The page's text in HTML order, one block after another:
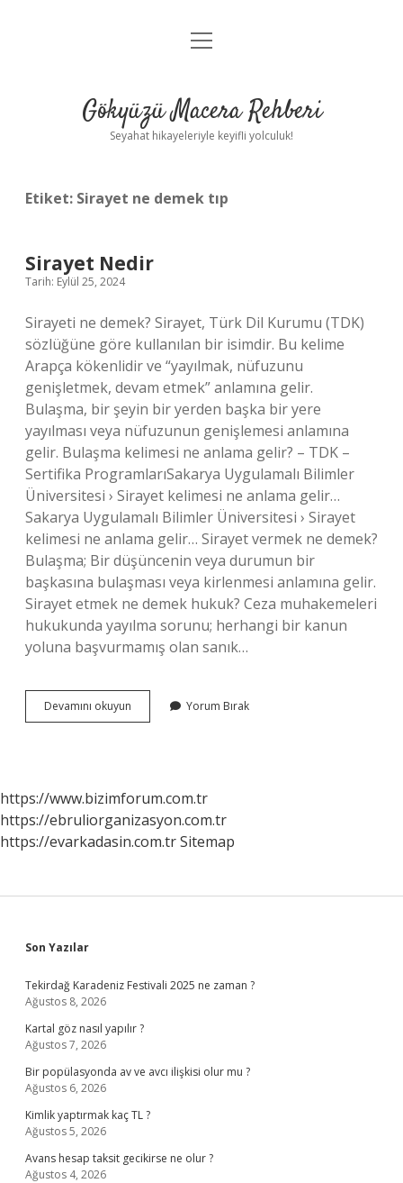
Anasayfa
Yasal Uyarı
menüyü
Gökyüzü Macera Rehberi
Seyahat hikayeleriyle keyifli yolculuk!
Etiket: Sirayet ne demek tıp
Sirayet Nedir
Tarih: Eylül 25, 2024
Sirayeti ne demek? Sirayet, Türk Dil Kurumu (TDK)
sözlüğüne göre kullanılan bir isimdir. Bu kelime
Arapça kökenlidir ve “yayılmak, nüfuzunu
genişletmek, devam etmek” anlamına gelir.
Bulaşma, bir şeyin bir yerden başka bir yere
yayılması veya nüfuzunun genişlemesi anlamına
gelir. Bulaşma kelimesi ne anlama gelir? – TDK –
Sertifika ProgramlarıSakarya Uygulamalı Bilimler
Üniversitesi › Sirayet kelimesi ne anlama gelir…
Sakarya Uygulamalı Bilimler Üniversitesi › Sirayet
kelimesi ne anlama gelir… Sirayet vermek ne demek?
Bulaşma; Bir düşüncenin veya durumun bir
başkasına bulaşması veya kirlenmesi anlamına gelir.
Sirayet etmek ne demek hukuk? Ceza muhakemeleri
hukukunda yayılma sorunu; herhangi bir kanun
yoluna başvurmamış olan sanık…
Devamını okuyun
Nedir
Yorum Bırak
https://www.bizimforum.com.tr
https://ebruliorganizasyon.com.tr
https://evarkadasin.com.trSitemap
Sidebar
Son Yazılar
Tekirdağ Karadeniz Festivali 2025 ne zaman ?
Ağustos 8, 2026
Kartal göz nasıl yapılır ?
Ağustos 7, 2026
Bir popülasyonda av ve avcı ilişkisi olur mu ?
Ağustos 6, 2026
Kimlik yaptırmak kaç TL ?
Ağustos 5, 2026
Avans hesap taksit gecikirse ne olur ?
Ağustos 4, 2026